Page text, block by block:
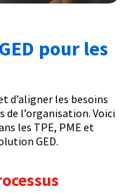
pour les
d’aligner les besoins
de l’organisation. Voici
les TPE, PME et
GED.